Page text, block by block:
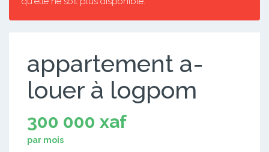
appartement a-
louer à logpom
300 000 xaf
par mois